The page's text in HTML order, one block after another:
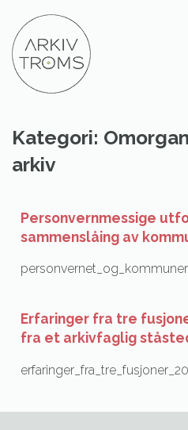
innhold
Kategori:
arkiv
Personvernmessige
sammenslåing av
Erfaringer fra tre
fra et arkivfaglig